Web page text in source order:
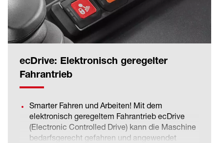
ecDrive: Elektronisch geregelter
Fahrantrieb
Smarter Fahren und Arbeiten! Mit dem
elektronisch geregeltem Fahrantrieb ecDrive
(Electronic Controlled Drive) kann die Maschine
bedarfsgerecht gefahren und angewendet